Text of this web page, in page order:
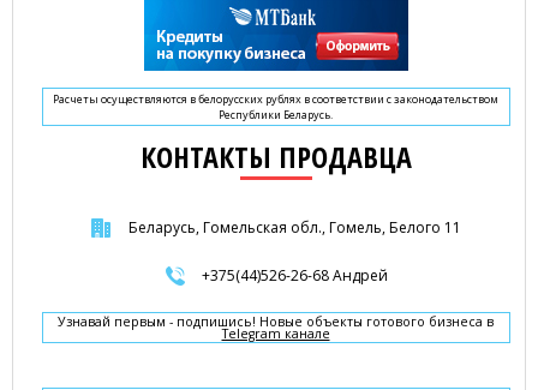
Расчеты осуществляются в белорусских рублях в соответствии с законодательством
Республики Беларусь.
КОНТАКТЫ ПРОДАВЦА
Беларусь, Гомельская обл., Гомель, Белого 11
+375(44)526-26-68 Андрей
Узнавай первым - подпишись! Новые объекты готового бизнеса в
Telegram канале